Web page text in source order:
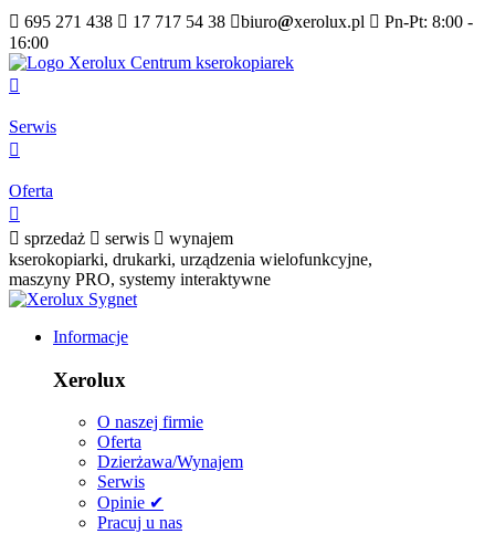
 695 271 438  17 717 54 38 biuro@xerolux.pl  Pn-Pt: 8:00 -
16:00

Serwis

Oferta

 sprzedaż  serwis  wynajem
kserokopiarki, drukarki, urządzenia wielofunkcyjne,
maszyny PRO, systemy interaktywne
Informacje
Xerolux
O naszej firmie
Oferta
Dzierżawa/Wynajem
Serwis
Opinie ✔
Pracuj u nas